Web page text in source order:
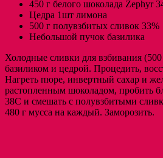
450 г белого шоколада Zephyr
Цедра 1шт лимона
500 г полувзбитых сливок 33%
Небольшой пучок базилика
Холодные сливки для взбивания (500
базиликом и цедрой. Процедить,
Нагреть пюре, инвертный сахар и
растопленным шоколадом, пробить
38С и смешать с полувзбитыми
480 г мусса на каждый. Заморозить.